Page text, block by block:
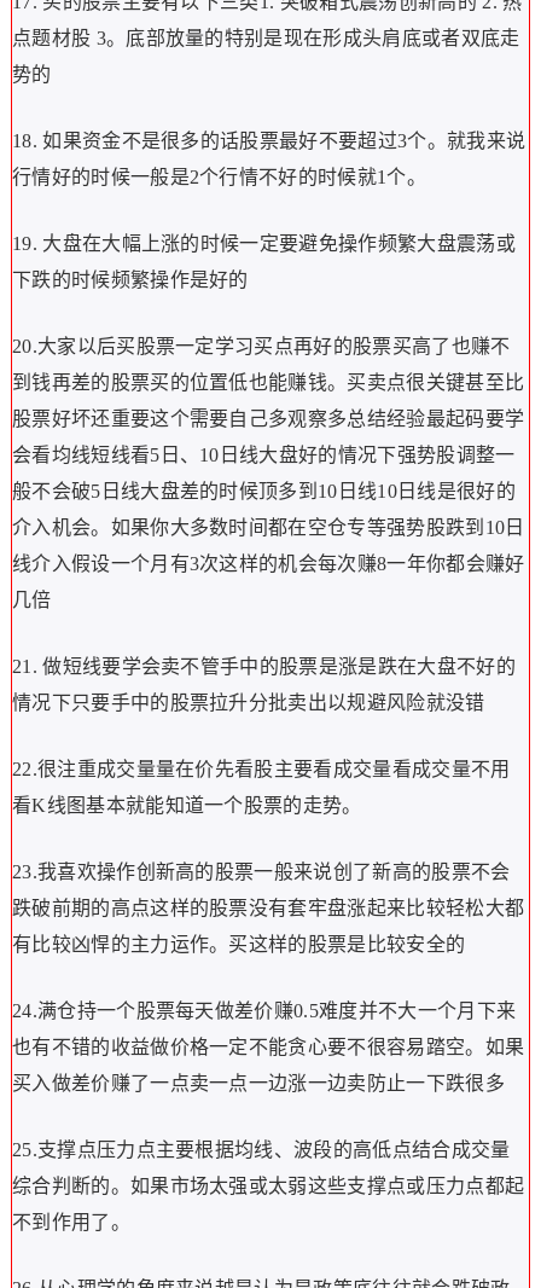
点题材股 3。底部放量的特别是现在形成头肩底或者双底走
势的
18. 如果资金不是很多的话股票最好不要超过3个。就我来说
行情好的时候一般是2个行情不好的时候就1个。
19. 大盘在大幅上涨的时候一定要避免操作频繁大盘震荡或
下跌的时候频繁操作是好的
20.大家以后买股票一定学习买点再好的股票买高了也赚不
到钱再差的股票买的位置低也能赚钱。买卖点很关键甚至比
股票好坏还重要这个需要自己多观察多总结经验最起码要学
会看均线短线看5日、10日线大盘好的情况下强势股调整一
般不会破5日线大盘差的时候顶多到10日线10日线是很好的
介入机会。如果你大多数时间都在空仓专等强势股跌到10日
线介入假设一个月有3次这样的机会每次赚8一年你都会赚好
几倍
21. 做短线要学会卖不管手中的股票是涨是跌在大盘不好的
情况下只要手中的股票拉升分批卖出以规避风险就没错
22.很注重成交量量在价先看股主要看成交量看成交量不用
看K线图基本就能知道一个股票的走势。
23.我喜欢操作创新高的股票一般来说创了新高的股票不会
跌破前期的高点这样的股票没有套牢盘涨起来比较轻松大都
有比较凶悍的主力运作。买这样的股票是比较安全的
24.满仓持一个股票每天做差价赚0.5难度并不大一个月下来
也有不错的收益做价格一定不能贪心要不很容易踏空。如果
买入做差价赚了一点卖一点一边涨一边卖防止一下跌很多
25.支撑点压力点主要根据均线、波段的高低点结合成交量
综合判断的。如果市场太强或太弱这些支撑点或压力点都起
不到作用了。